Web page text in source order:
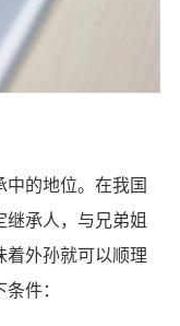
的地位。在我国
承人，与兄弟姐
外孙就可以顺理
件：